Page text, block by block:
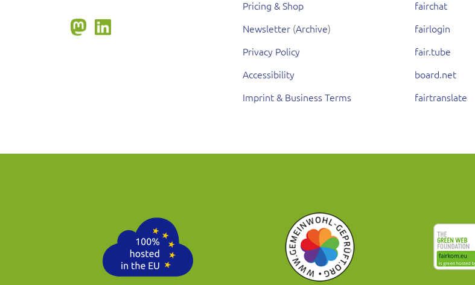
Pricing & Shop
Newsletter (Archive)
Privacy Policy
Accessibility
Imprint & Business Terms
fairchat
fairlogin
fair.tube
board.net
fairtranslate